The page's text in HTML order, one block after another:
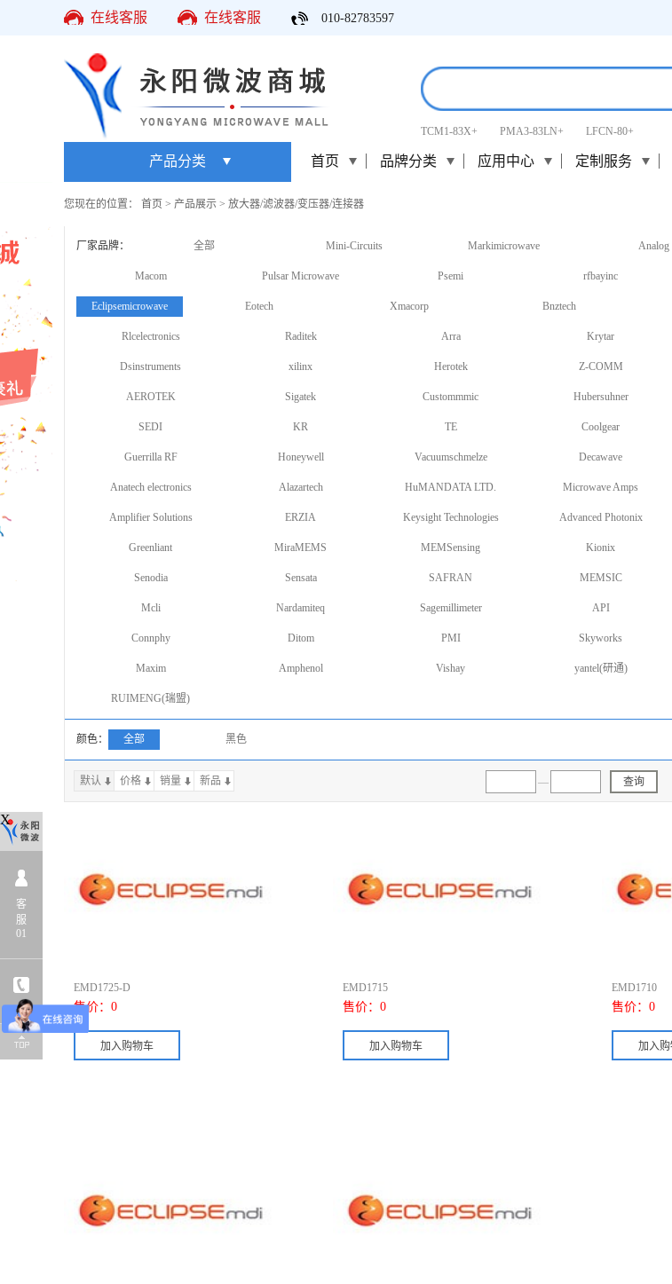
在线客服 在线客服 010-82783597
TCM1-83X+ PMA3-83LN+ LFCN-80+
产品分类 首页 品牌分类 应用中心 定制服务
您现在的位置： 首页 > 产品展示 > 放大器/滤波器/变压器/连接器
厂家品牌： 全部 Mini-Circuits Markimicrowave Analog
Macom Pulsar Microwave Psemi rfbayinc
Eclipsemicrowave Eotech Xmacorp Bnztech
Rlcelectronics Raditek Arra Krytar
Dsinstruments xilinx Herotek Z-COMM
AEROTEK Sigatek Custommmic Hubersuhner
SEDI KR TE Coolgear
Guerrilla RF Honeywell Vacuumschmelze Decawave
Anatech electronics Alazartech HuMANDATA LTD. Microwave Amps
Amplifier Solutions ERZIA Keysight Technologies Advanced Photonix
Greenliant MiraMEMS MEMSensing Kionix
Senodia Sensata SAFRAN MEMSIC
Mcli Nardamiteq Sagemillimeter API
Connphy Ditom PMI Skyworks
Maxim Amphenol Vishay yantel(研通)
RUIMENG(瑞盟)
颜色： 全部 黑色
默认 价格 销量 新品 — 查询
上一页下一页
EMD1725-D
售价： 0
EMD1715
售价： 0
EMD1710
售价： 0
X
客
服
01